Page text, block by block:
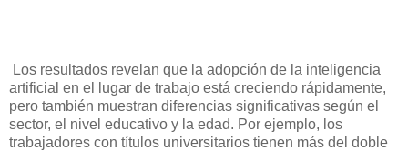
Los resultados revelan que la adopción de la inteligencia
artificial en el lugar de trabajo está creciendo rápidamente,
pero también muestran diferencias significativas según el
sector, el nivel educativo y la edad. Por ejemplo, los
trabajadores con títulos universitarios tienen más del doble